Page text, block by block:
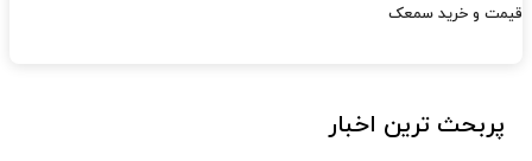
قیمت و خرید سمعک
پربحث ترین اخبار